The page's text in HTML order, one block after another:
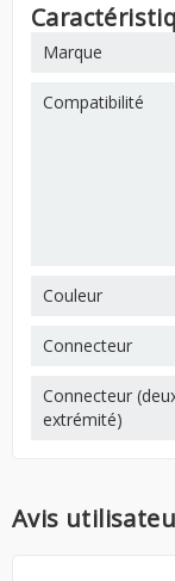
Marque
Compatibilité
Couleur
Connecteur
Connecteur
extrémité)
Avis